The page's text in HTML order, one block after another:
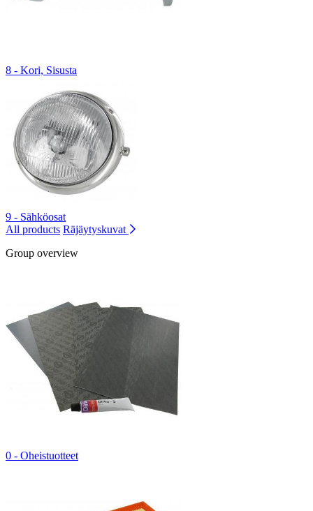
8 - Kori, Sisusta
9 - Sähköosat
All products Räjäytyskuvat
Group overview
0 - Oheistuotteet